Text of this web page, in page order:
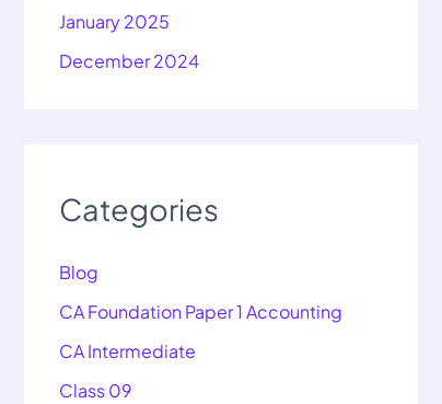
January 2025
December 2024
Categories
Blog
CA Foundation Paper 1 Accounting
CA Intermediate
Class 09